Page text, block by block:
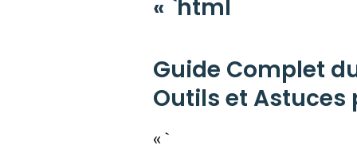
« `html
Guide Complet
Outils et Astuces
« `